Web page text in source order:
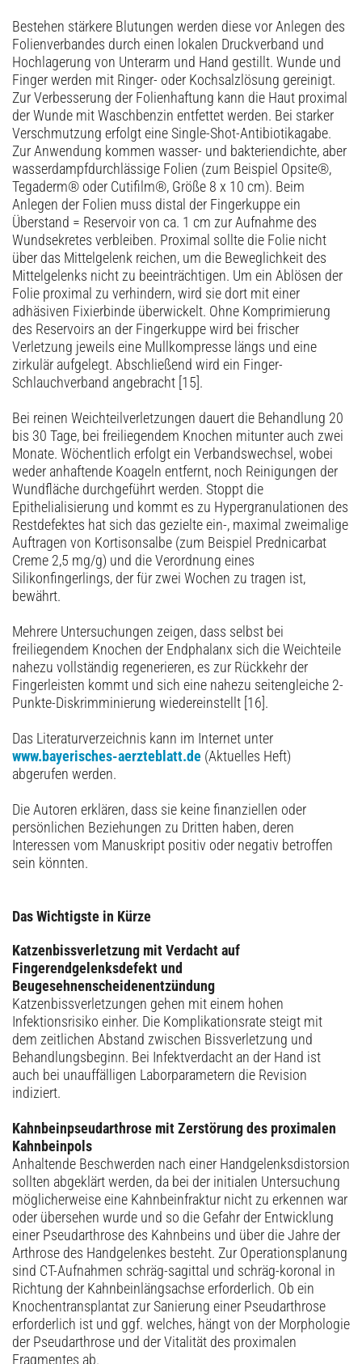
Bestehen stärkere Blutungen werden diese vor Anlegen des
Folienverbandes durch einen lokalen Druckverband und
Hochlagerung von Unterarm und Hand gestillt. Wunde und
Finger werden mit Ringer- oder Kochsalzlösung gereinigt.
Zur Verbesserung der Folienhaftung kann die Haut proximal
der Wunde mit Waschbenzin entfettet werden. Bei starker
Verschmutzung erfolgt eine Single-Shot-Antibiotikagabe.
Zur Anwendung kommen wasser- und bakteriendichte, aber
wasserdampfdurchlässige Folien (zum Beispiel Opsite®,
Tegaderm® oder Cutifilm®, Größe 8 x 10 cm). Beim
Anlegen der Folien muss distal der Fingerkuppe ein
Überstand = Reservoir von ca. 1 cm zur Aufnahme des
Wundsekretes verbleiben. Proximal sollte die Folie nicht
über das Mittelgelenk reichen, um die Beweglichkeit des
Mittelgelenks nicht zu beeinträchtigen. Um ein Ablösen der
Folie proximal zu verhindern, wird sie dort mit einer
adhäsiven Fixierbinde überwickelt. Ohne Komprimierung
des Reservoirs an der Fingerkuppe wird bei frischer
Verletzung jeweils eine Mullkompresse längs und eine
zirkulär aufgelegt. Abschließend wird ein Finger-
Schlauchverband angebracht [15].
Bei reinen Weichteilverletzungen dauert die Behandlung 20
bis 30 Tage, bei freiliegendem Knochen mitunter auch zwei
Monate. Wöchentlich erfolgt ein Verbandswechsel, wobei
weder anhaftende Koageln entfernt, noch Reinigungen der
Wundfläche durchgeführt werden. Stoppt die
Epithelialisierung und kommt es zu Hypergranulationen des
Restdefektes hat sich das gezielte ein-, maximal zweimalige
Auftragen von Kortisonsalbe (zum Beispiel Prednicarbat
Creme 2,5 mg/g) und die Verordnung eines
Silikonfingerlings, der für zwei Wochen zu tragen ist,
bewährt.
Mehrere Untersuchungen zeigen, dass selbst bei
freiliegendem Knochen der Endphalanx sich die Weichteile
nahezu vollständig regenerieren, es zur Rückkehr der
Fingerleisten kommt und sich eine nahezu seitengleiche 2-
Punkte-Diskrimminierung wiedereinstellt [16].
Das Literaturverzeichnis kann im Internet unter
www.bayerisches-aerzteblatt.de (Aktuelles Heft)
abgerufen werden.
Die Autoren erklären, dass sie keine finanziellen oder
persönlichen Beziehungen zu Dritten haben, deren
Interessen vom Manuskript positiv oder negativ betroffen
sein könnten.
Das Wichtigste in Kürze
Katzenbissverletzung mit Verdacht auf
Fingerendgelenksdefekt und
Beugesehnenscheidenentzündung
Katzenbissverletzungen gehen mit einem hohen
Infektionsrisiko einher. Die Komplikationsrate steigt mit
dem zeitlichen Abstand zwischen Bissverletzung und
Behandlungsbeginn. Bei Infektverdacht an der Hand ist
auch bei unauffälligen Laborparametern die Revision
indiziert.
Kahnbeinpseudarthrose mit Zerstörung des proximalen
Kahnbeinpols
Anhaltende Beschwerden nach einer Handgelenksdistorsion
sollten abgeklärt werden, da bei der initialen Untersuchung
möglicherweise eine Kahnbeinfraktur nicht zu erkennen war
oder übersehen wurde und so die Gefahr der Entwicklung
einer Pseudarthrose des Kahnbeins und über die Jahre der
Arthrose des Handgelenkes besteht. Zur Operationsplanung
sind CT-Aufnahmen schräg-sagittal und schräg-koronal in
Richtung der Kahnbeinlängsachse erforderlich. Ob ein
Knochentransplantat zur Sanierung einer Pseudarthrose
erforderlich ist und ggf. welches, hängt von der Morphologie
der Pseudarthrose und der Vitalität des proximalen
Fragmentes ab.